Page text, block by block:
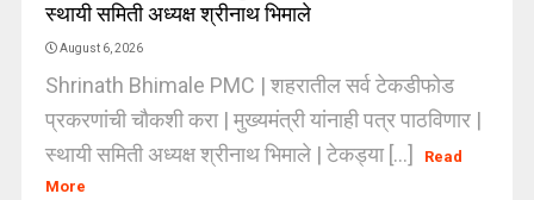
स्थायी समिती अध्यक्ष श्रीनाथ भिमाले
August 6, 2026
Shrinath Bhimale PMC | शहरातील सर्व टेकडीफोड
प्रकरणांची चौकशी करा | मुख्यमंत्री यांनाही पत्र पाठविणार |
स्थायी समिती अध्यक्ष श्रीनाथ भिमाले | टेकड्या [...]
Read
More